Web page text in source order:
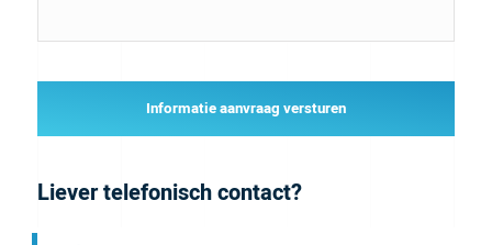
Informatie aanvraag versturen
Liever telefonisch contact?